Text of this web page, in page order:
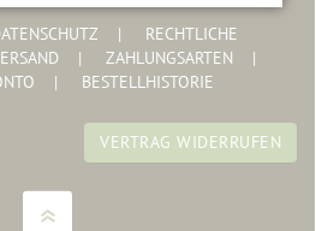
RECHTLICHE
ZAHLUNGSARTEN
BESTELLHISTORIE
VERTRAG WIDERRUFEN